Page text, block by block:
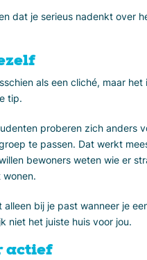
dat je serieus nadenkt over
als een cliché, maar het
tip.
proberen zich anders
te passen. Dat werkt
bewoners weten wie er
wonen.
alleen bij je past wanneer je
niet het juiste huis voor jou.
actief